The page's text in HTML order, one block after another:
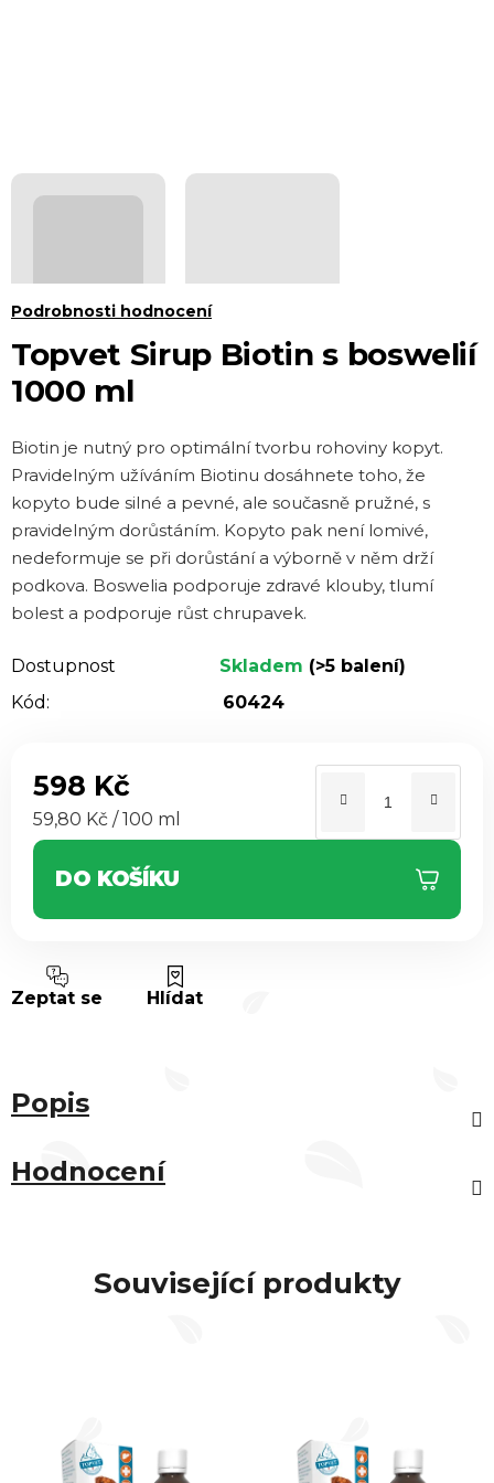
Topvet Sirup Biotin s boswelií
1000 ml
Průměrné
produktu
je
z 5
hvězdiček.
Podrobnosti hodnocení
Biotin je nutný pro optimální tvorbu rohoviny kopyt.
Pravidelným užíváním Biotinu dosáhnete toho, že
kopyto bude silné a pevné, ale současně pružné, s
pravidelným dorůstáním. Kopyto pak není lomivé,
nedeformuje se při dorůstání a výborně v něm drží
podkova. Boswelia podporuje zdravé klouby, tlumí
bolest a podporuje růst chrupavek.
Dostupnost Skladem (>5 balení)
Kód:
60424
598 Kč
Měrná cena:
59,80 Kč / 100 ml
DO KOŠÍKU
Zeptat se Hlídat
Popis
Hodnocení
Související produkty